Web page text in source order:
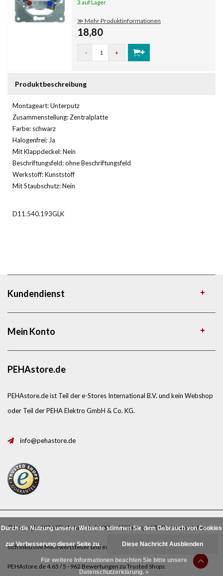
3 auf Lager
≫ Mehr Produktinformationen
18,80
- +
Produktbeschreibung
Montageart: Unterputz
Zusammenstellung: Zentralplatte
Farbe: schwarz
Halogenfrei: Ja
Mit Klappdeckel: Nein
Beschriftungsfeld: ohne Beschriftungsfeld
Werkstoff: Kunststoff
Mit Staubschutz: Nein
D11.540.193GLK
Kundendienst
Mein Konto
PEHAstore.de
PEHAstore.de ist Teil der e-Stores International B.V. und kein Webshop
oder Teil der PEHA Elektro GmbH & Co. KG.
info@pehastore.de
© Copyright 2026 PEHAstore.de |RSS feed|Sitemap| Alle Preise verstehen
sich inklusive Mehrwertsteuer und exklusivePorto.
PEHAstore.de4.65 /5 - 962 Bewertungen zu Trusted Shops
Durch die Nutzung unserer Webseite stimmen Sie dem Gebrauch von Cookies
zur Verbesserung dieser Seite zu. Diese Nachricht Ausblenden
Für weitere Informationen beachten Sie bitte unsere
Datenschutzerklärung. »